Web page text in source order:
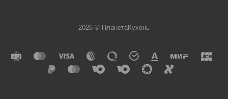
2026 © ПланетаКухонь